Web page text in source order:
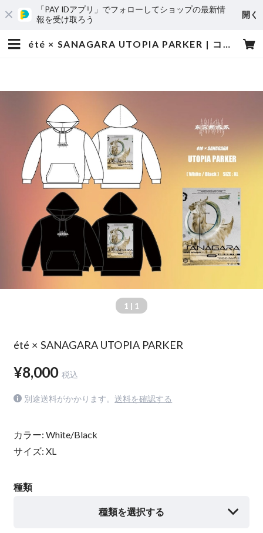
「PAY IDアプリ」でフォローしてショップの最新情
報を受け取ろう
開く
été × SANAGARA UTOPIA PARKER | コドモメンタルWEBSHOP
1 | 1
été × SANAGARA UTOPIA PARKER
¥8,000 税込
別途送料がかかります。 送料を確認する
カラー: White/Black
サイズ: XL
種類
種類を選択する